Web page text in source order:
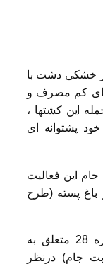
خشکی دشت با
کم مصرف و
این کشتها ،
پشتوانه ای
این فعالیت
باهدف احداث 60 هکتار باغ پسته (طرح
موقعیت احداث باغ دراراضی چاه شماره 28 متعلق به
جام) درنظر